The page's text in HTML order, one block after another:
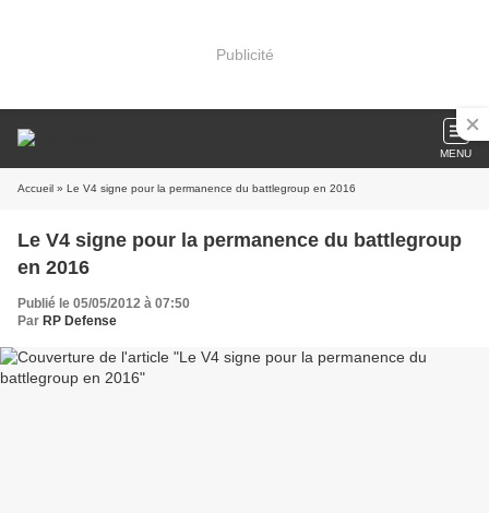
Publicité
MENU
Accueil » Le V4 signe pour la permanence du battlegroup en 2016
Le V4 signe pour la permanence du battlegroup
en 2016
Publié le 05/05/2012 à 07:50
Par RP Defense